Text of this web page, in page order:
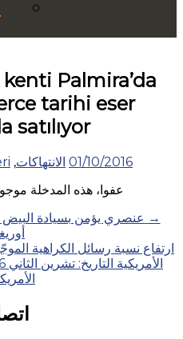
Palmira’da
tarihi eser
satılıyor
01/10/2016 الانتهاكات,
عفوا، هذه المدخلة
Posts
navigation
→ عنصري يؤمن بسيادة
ارتفاع نسبة رسائل الكراهية